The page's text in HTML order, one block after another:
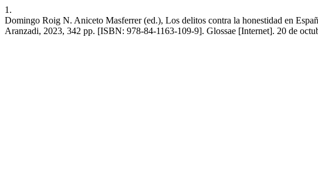
1.
Domingo Roig N. Aniceto Masferrer (ed.), Los delitos contra la honestidad en
Aranzadi, 2023, 342 pp. [ISBN: 978-84-1163-109-9]. Glossae [Internet]. 20 de